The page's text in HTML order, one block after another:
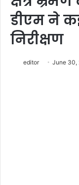
डीएम ने
निरीक्षण
editor June 30,